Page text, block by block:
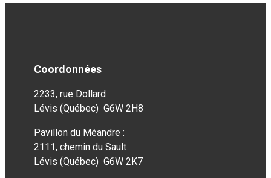
Coordonnées
2233, rue Dollard
Lévis (Québec) G6W 2H8
Pavillon du Méandre :
2111, chemin du Sault
Lévis (Québec) G6W 2K7